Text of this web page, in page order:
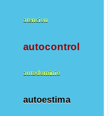
atencion
autocontrol
autodominio
autoestima